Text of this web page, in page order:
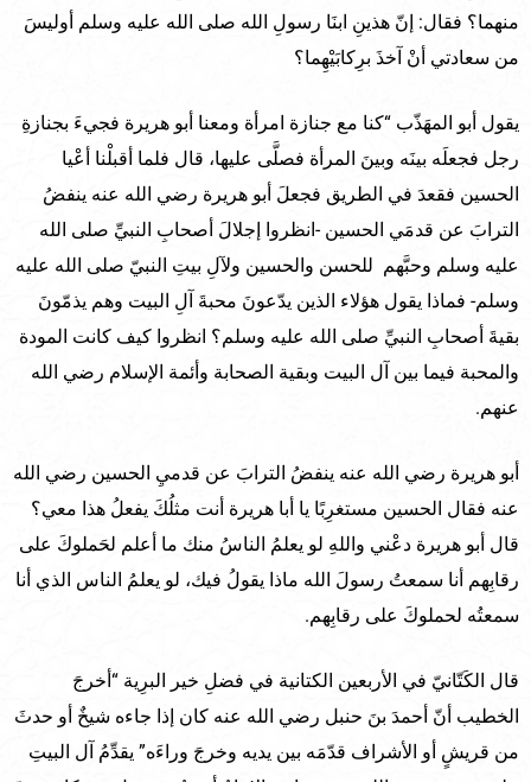
منهما؟ فقال: إنّ هذينِ ابنَا رسولِ الله صلى الله عليه وسلم أوليسَ
من سعادتي أنْ آخذَ برِكابَيْهِما؟
يقول أبو المهَذّب “كنا مع جنازة امرأة ومعنا أبو هريرة فجيءَ بجنازةِ
رجل فجعلَه بينَه وبينَ المرأة فصلَّى عليها، قال فلما أقبلْنا أعْيا
الحسين فقعدَ في الطريق فجعلَ أبو هريرة رضي الله عنه ينفضُ
الترابَ عن قدمَي الحسين -انظروا إجلالَ أصحابِ النبيِّ صلى الله
عليه وسلم وحبَّهم للحسن والحسين ولآلِ بيتِ النبيّ صلى الله عليه
وسلم- فماذا يقول هؤلاء الذين يدّعونَ محبةَ آلِ البيت وهم يذمّونَ
بقيةَ أصحابِ النبيِّ صلى الله عليه وسلم؟ انظروا كيف كانت المودة
والمحبة فيما بين آل البيت وبقية الصحابة وأئمة الإسلام رضي الله
عنهم.
أبو هريرة رضي الله عنه ينفضُ الترابَ عن قدميِ الحسين رضي الله
عنه فقال الحسين مستغرِبًا يا أبا هريرة أنت مثلُكَ يفعلُ هذا معي؟
قال أبو هريرة دعْني واللهِ لو يعلمُ الناسُ منك ما أعلم لحَملوكَ على
رقابِهم أنا سمعتُ رسولَ الله ماذا يقولُ فيك، لو يعلمُ الناس الذي أنا
سمعتُه لحملوكَ على رقابِهم.
قال الكَتّانيّ في الأربعين الكتانية في فضلِ خير البرِية “أخرجَ
الخطيب أنّ أحمدَ بنَ حنبل رضي الله عنه كان إذا جاءه شيخٌ أو حدثَ
من قريشٍ أو الأشراف قدّمَه بين يديه وخرجَ وراءَه” يقدِّمُ آل البيتِ